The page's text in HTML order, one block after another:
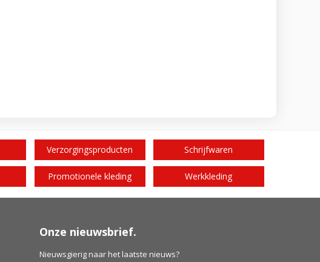
Verzorgingsproducten Schrijfwaren
Promotionele kleding Werkkleding
Onze nieuwsbrief.
Nieuwsgierig naar het laatste nieuws?